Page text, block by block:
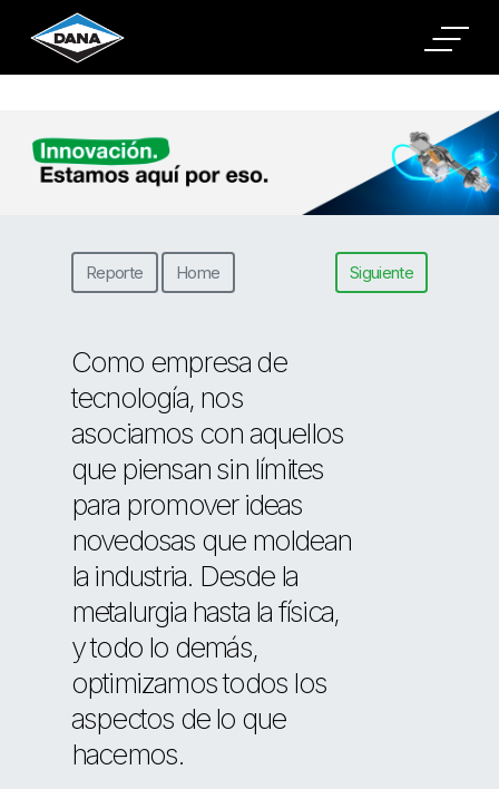
Cookies Settings
Reporte Home Siguiente
Como empresa de
tecnología, nos
asociamos con aquellos
que piensan sin límites
para promover ideas
novedosas que moldean
la industria. Desde la
metalurgia hasta la física,
y todo lo demás,
optimizamos todos los
aspectos de lo que
hacemos.